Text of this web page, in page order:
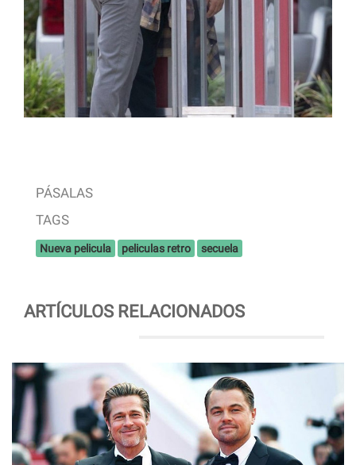
PÁSALAS
TAGS
Nueva pelicula peliculas retro secuela
ARTÍCULOS RELACIONADOS